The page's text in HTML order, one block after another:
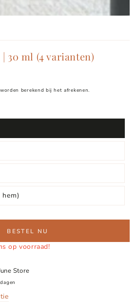
30 ml (4 varianten)
berekend bij het afrekenen.
BESTEL NU
op voorraad!
Store